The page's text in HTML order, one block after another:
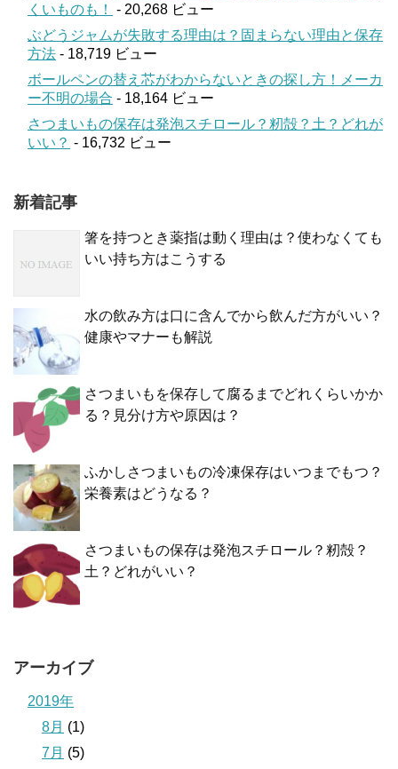
くいものも！
- 20,268 ビュー
ぶどうジャムが失敗する理由は？固まらない理由と保存
方法 - 18,719 ビュー
ボールペンの替え芯がわからないときの探し方！メーカ
ー不明の場合 - 18,164 ビュー
さつまいもの保存は発泡スチロール？籾殻？土？どれが
いい？ - 16,732 ビュー
新着記事
箸を持つとき薬指は動く理由は？使わなくても
いい持ち方はこうする
水の飲み方は口に含んでから飲んだ方がいい？
健康やマナーも解説
さつまいもを保存して腐るまでどれくらいかか
る？見分け方や原因は？
ふかしさつまいもの冷凍保存はいつまでもつ？
栄養素はどうなる？
さつまいもの保存は発泡スチロール？籾殻？
土？どれがいい？
アーカイブ
2019年
8月 (1)
7月 (5)